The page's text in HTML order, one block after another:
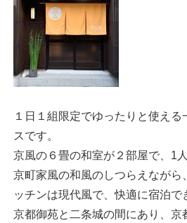
１日１組限定でゆったりと使える
スです。
京風の６畳の和室が２部屋で、1
京町家風の和風のしつらえながら
ッチンは現代風で、快適に宿泊で
京都御苑と二条城の間にあり、京